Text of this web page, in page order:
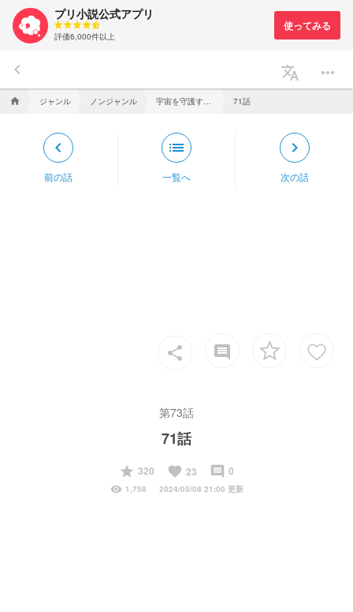
プリ小説公式アプリ
評価6,000件以上
keyboard_arrow_left translate more_horiz
home ジャンル ノンジャンル 71話
keyboard_arrow_left
前の話
list
一覧へ
keyboard_arrow_right
次の話
share insert_comment
第73話
71話
start
320 favorite 23 insert_comment 0
visibility 1,758 2024/05/08 21:00 更新